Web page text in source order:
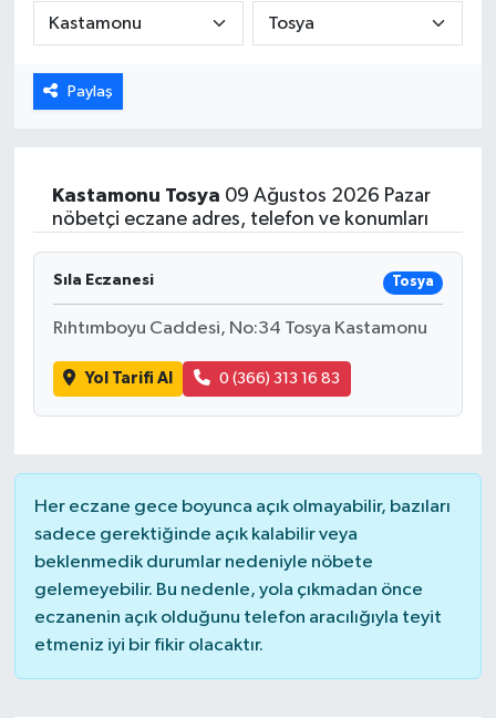
Paylaş
Kastamonu Tosya 09 Ağustos 2026 Pazar
nöbetçi eczane adres, telefon ve konumları
Sıla Eczanesi Tosya
Rıhtımboyu Caddesi, No:34 Tosya Kastamonu
Yol Tarifi Al 0 (366) 313 16 83
Her eczane gece boyunca açık olmayabilir, bazıları
sadece gerektiğinde açık kalabilir veya
beklenmedik durumlar nedeniyle nöbete
gelemeyebilir. Bu nedenle, yola çıkmadan önce
eczanenin açık olduğunu telefon aracılığıyla teyit
etmeniz iyi bir fikir olacaktır.
Spor